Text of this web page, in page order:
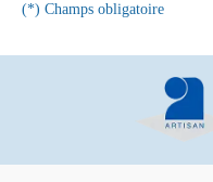
(*) Champs obligatoire